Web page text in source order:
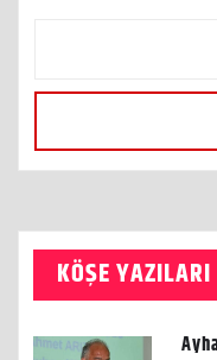
KÖŞE YAZILARI